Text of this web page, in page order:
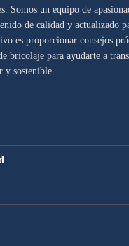
Somos un equipo de
de calidad y actualizado
es proporcionar consejos
bricolaje para ayudarte a
y sostenible.